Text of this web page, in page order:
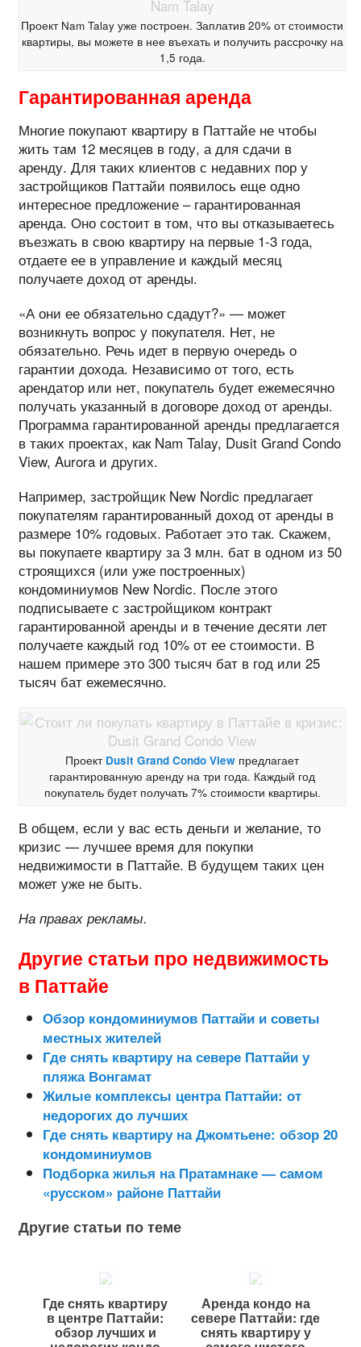
Проект Nam Talay уже построен. Заплатив 20% от стоимости
квартиры, вы можете в нее въехать и получить рассрочку на
1,5 года.
Гарантированная аренда
Многие покупают квартиру в Паттайе не чтобы
жить там 12 месяцев в году, а для сдачи в
аренду. Для таких клиентов с недавних пор у
застройщиков Паттайи появилось еще одно
интересное предложение – гарантированная
аренда. Оно состоит в том, что вы отказываетесь
въезжать в свою квартиру на первые 1-3 года,
отдаете ее в управление и каждый месяц
получаете доход от аренды.
«А они ее обязательно сдадут?» — может
возникнуть вопрос у покупателя. Нет, не
обязательно. Речь идет в первую очередь о
гарантии дохода. Независимо от того, есть
арендатор или нет, покупатель будет ежемесячно
получать указанный в договоре доход от аренды.
Программа гарантированной аренды предлагается
в таких проектах, как Nam Talay, Dusit Grand Condo
View, Aurora и других.
Например, застройщик New Nordic предлагает
покупателям гарантированный доход от аренды в
размере 10% годовых. Работает это так. Скажем,
вы покупаете квартиру за 3 млн. бат в одном из 50
строящихся (или уже построенных)
кондоминиумов New Nordic. После этого
подписываете с застройщиком контракт
гарантированной аренды и в течение десяти лет
получаете каждый год 10% от ее стоимости. В
нашем примере это 300 тысяч бат в год или 25
тысяч бат ежемесячно.
Проект Dusit Grand Condo View предлагает
гарантированную аренду на три года. Каждый год
покупатель будет получать 7% стоимости квартиры.
В общем, если у вас есть деньги и желание, то
кризис — лучшее время для покупки
недвижимости в Паттайе. В будущем таких цен
может уже не быть.
На правах рекламы.
Другие статьи про недвижимость
в Паттайе
Обзор кондоминиумов Паттайи и советы
местных жителей
Где снять квартиру на севере Паттайи у
пляжа Вонгамат
Жилые комплексы центра Паттайи: от
недорогих до лучших
Где снять квартиру на Джомтьене: обзор 20
кондоминиумов
Подборка жилья на Пратамнаке — самом
«русском» районе Паттайи
Другие статьи по теме
Где снять квартиру
в центре Паттайи:
обзор лучших и
Аренда кондо на
севере Паттайи: где
снять квартиру у